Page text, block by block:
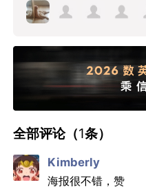
全部评论（1条）
Kimberly
海报很不错，赞